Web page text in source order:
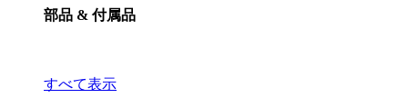
部品 & 付属品
すべて表示